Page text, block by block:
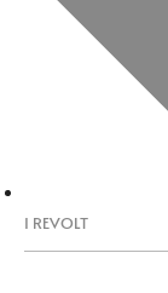
I REVOLT